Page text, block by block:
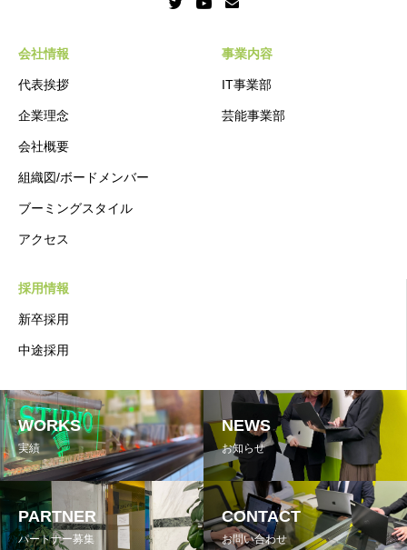
会社情報
代表挨拶
企業理念
会社概要
組織図/ボードメンバー
ブーミングスタイル
アクセス
事業内容
IT事業部
芸能事業部
採用情報
新卒採用
中途採用
WORKS
実績
NEWS
お知らせ
PARTNER
パートナー募集
CONTACT
お問い合わせ